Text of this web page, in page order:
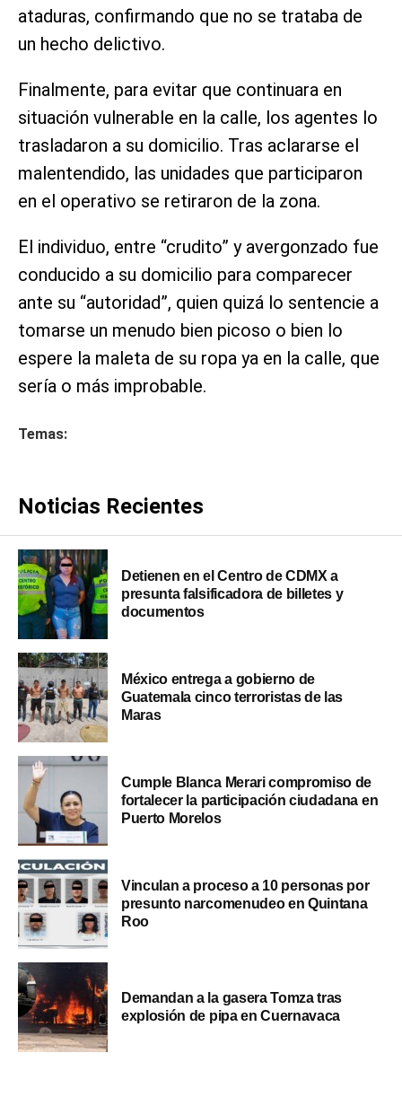
ataduras, confirmando que no se trataba de
un hecho delictivo.
Finalmente, para evitar que continuara en
situación vulnerable en la calle, los agentes lo
trasladaron a su domicilio. Tras aclararse el
malentendido, las unidades que participaron
en el operativo se retiraron de la zona.
El individuo, entre “crudito” y avergonzado fue
conducido a su domicilio para comparecer
ante su “autoridad”, quien quizá lo sentencie a
tomarse un menudo bien picoso o bien lo
espere la maleta de su ropa ya en la calle, que
sería o más improbable.
Temas:
Noticias Recientes
Detienen en el Centro de CDMX a
presunta falsificadora de billetes y
documentos
México entrega a gobierno de
Guatemala cinco terroristas de las
Maras
Cumple Blanca Merari compromiso de
fortalecer la participación ciudadana en
Puerto Morelos
Vinculan a proceso a 10 personas por
presunto narcomenudeo en Quintana
Roo
Demandan a la gasera Tomza tras
explosión de pipa en Cuernavaca